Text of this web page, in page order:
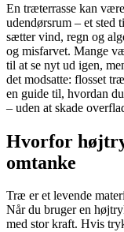
En træterrasse kan
udendørsrum – et sted
sætter vind, regn og
og misfarvet. Mange
til at se nyt ud igen,
det modsatte: flosset
en guide til, hvordan
– uden at skade
Hvorfor
omtanke
Træ er et levende
Når du bruger en
med stor kraft. Hvis